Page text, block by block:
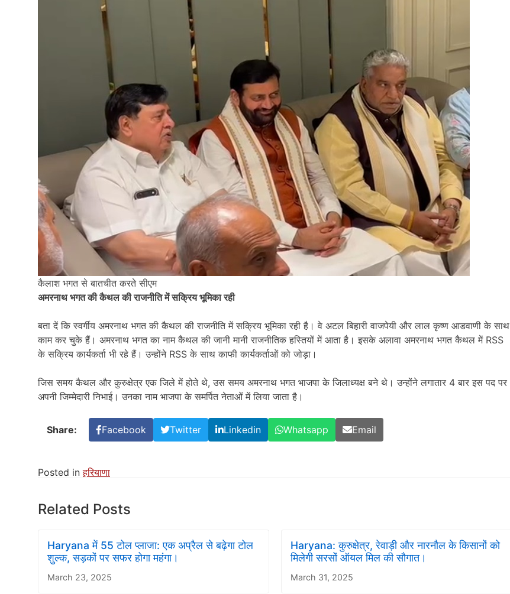
कैलाश भगत से बातचीत करते सीएम
अमरनाथ भगत की कैथल की राजनीति में सक्रिय भूमिका रही
बता दें कि स्वर्गीय अमरनाथ भगत की कैथल की राजनीति में सक्रिय भूमिका रही है। वे अटल बिहारी वाजपेयी और लाल कृष्ण आडवाणी के साथ
काम कर चुके हैं। अमरनाथ भगत का नाम कैथल की जानी मानी राजनीतिक हस्तियों में आता है। इसके अलावा अमरनाथ भगत कैथल में RSS
के सक्रिय कार्यकर्ता भी रहे हैं। उन्होंने RSS के साथ काफी कार्यकर्ताओं को जोड़ा।
जिस समय कैथल और कुरुक्षेत्र एक जिले में होते थे, उस समय अमरनाथ भगत भाजपा के जिलाध्यक्ष बने थे। उन्होंने लगातार 4 बार इस पद पर
अपनी जिम्मेदारी निभाई। उनका नाम भाजपा के समर्पित नेताओं में लिया जाता है।
Share: Facebook Twitter Linkedin Whatsapp Email
Posted inहरियाणा
Related Posts
Haryana में 55 टोल प्लाजा: एक अप्रैल से बढ़ेगा टोल
शुल्क, सड़कों पर सफर होगा महंगा।
March 23, 2025
Haryana: कुरुक्षेत्र, रेवाड़ी और नारनौल के किसानों को
मिलेगी सरसों ऑयल मिल की सौगात।
March 31, 2025